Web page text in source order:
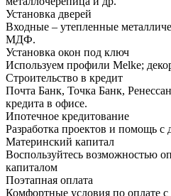
Установка дверей
Входные – утепленные
МДФ.
Установка окон под ключ
Используем профили Melke;
Строительство в кредит
Почта Банк, Точка Банк,
кредита в офисе.
Ипотечное кредитование
Разработка проектов и помощь
Материнский капитал
Воспользуйтесь возможностью
капиталом
Поэтапная оплата
Комфортные условия по оплате с